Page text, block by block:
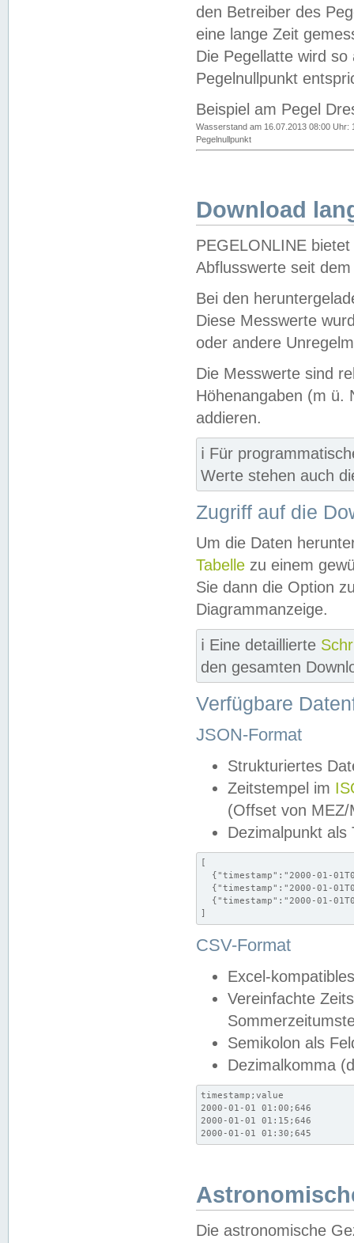
den Betreiber des
eine lange Zeit
Die Pegellatte wird
Pegelnullpunkt
Beispiel am Pegel
Wasserstand am 16.07.2013 08:00 Uhr:
Pegelnullpunkt
Download
PEGELONLINE
Abflusswerte seit
Bei den
Diese Messwerte
oder andere
Die Messwerte sind
Höhenangaben (m ü.
addieren.
ℹ️ Für
Werte stehen auch
Zugriff auf die
Um die Daten
Tabelle zu einem
Sie dann die Option
Diagrammanzeige.
ℹ️ Eine detaillierte
den gesamten
Verfügbare
JSON-Format
Strukturiertes
Zeitstempel im
(Offset von MEZ/
Dezimalpunkt als
[
{"timestamp":"2000-01-
{"timestamp":"2000-01-
{"timestamp":"2000-01-
]
CSV-Format
Excel-
Vereinfachte
Semikolon als
Dezimalkomma
timestamp;value
2000-01-01 01:00;646
2000-01-01 01:15;646
2000-01-01 01:30;645
Die astronomische